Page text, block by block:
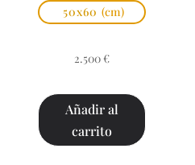
50x60 (cm)
2.500 €
Añadir al
carrito